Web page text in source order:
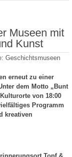
Museen mit
Kunst
Geschichtsmuseen
erneut zu einer
dem Motto „Bunt
von 18:00
Programm
kreativen